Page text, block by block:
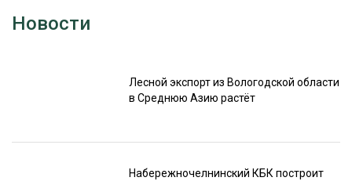
Новости
Лесной экспорт из Вологодской области
в Среднюю Азию растёт
Набережночелнинский КБК построит